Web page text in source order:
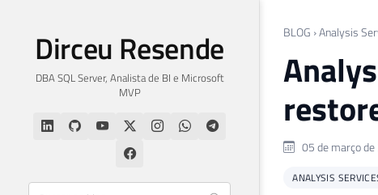
Dirceu Resende
DBA SQL Server, Analista de BI e Microsoft
MVP
BLOG ›Analysis
05 de março
ANALYSIS